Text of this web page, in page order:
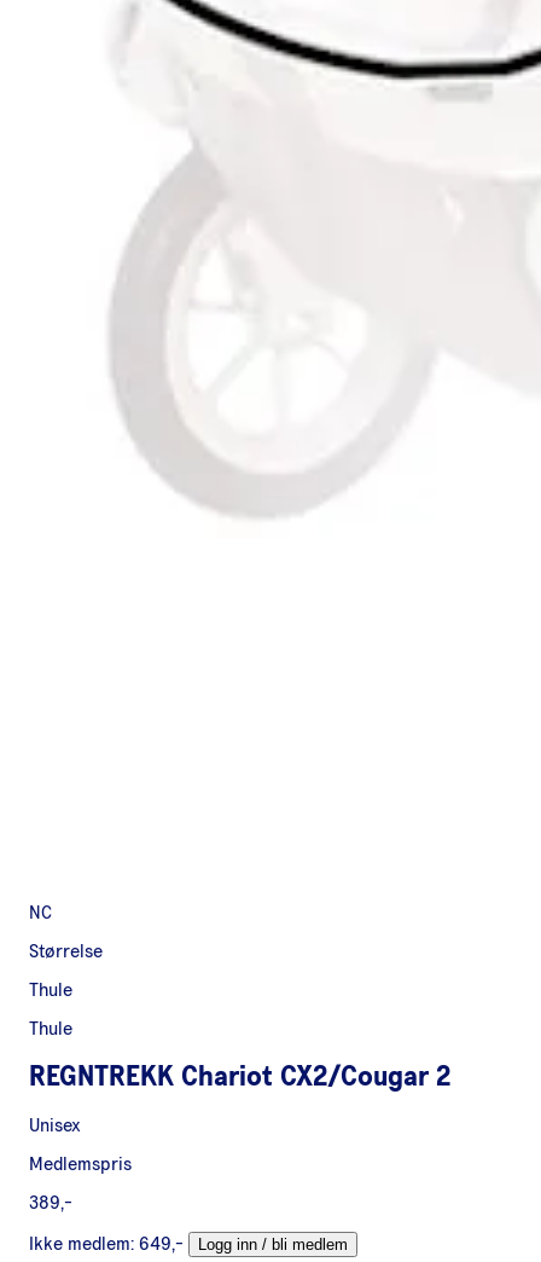
NC
Størrelse
Thule
Thule
REGNTREKK Chariot CX2/Cougar 2
Unisex
Medlemspris
389,-
Ikke medlem: 649,- Logg inn / bli medlem